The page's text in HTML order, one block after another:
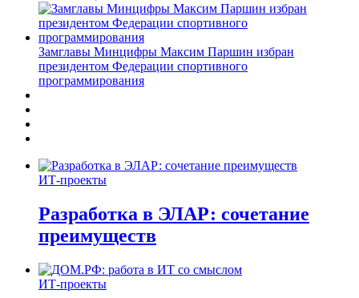
Замглавы Минцифры Максим Паршин избран
президентом Федерации спортивного
программирования
ИТ-проекты
Разработка в ЭЛАР: сочетание
преимуществ
ИТ-проекты